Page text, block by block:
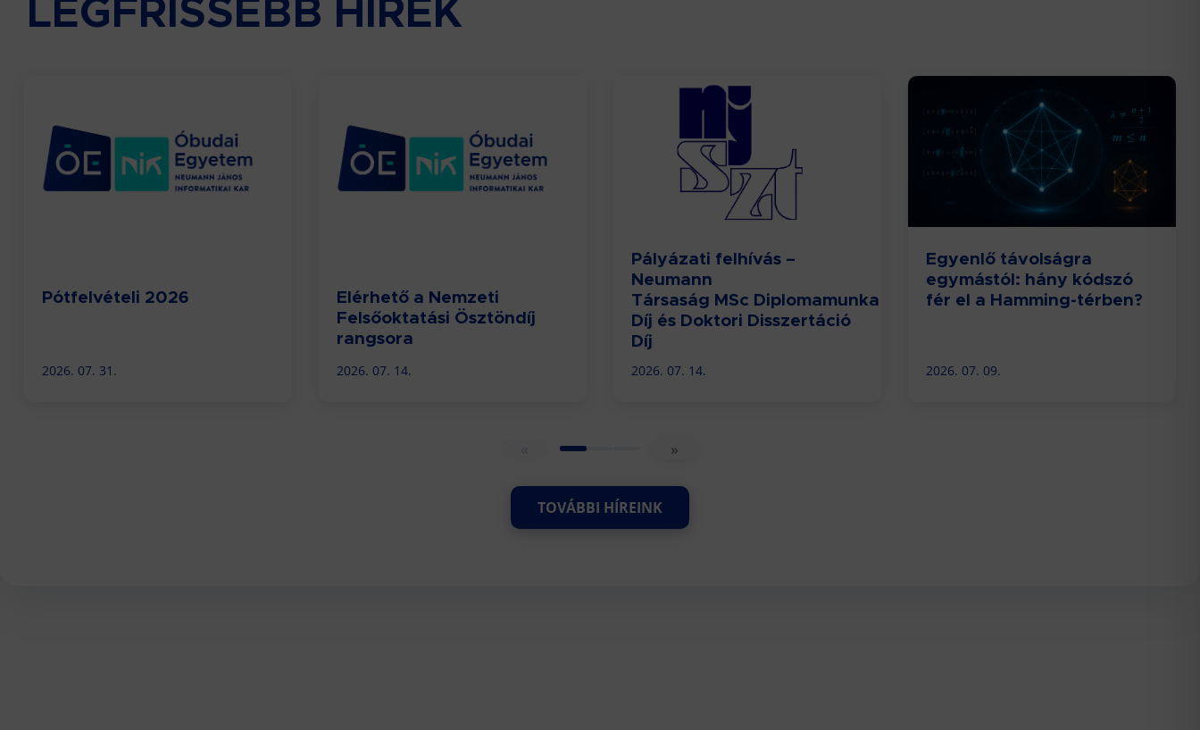
LEGFRISSEBB HÍREK
Pótfelvételi 2026
2026. 07. 31.
Elérhető a Nemzeti
Felsőoktatási Ösztöndíj
rangsora
2026. 07. 14.
Pályázati felhívás –
Neumann
Társaság MSc Diplomamunka
Díj és Doktori Disszertáció
Díj
2026. 07. 14.
Egyenlő távolságra
egymástól: hány kódszó
fér el a Hamming-térben?
2026. 07. 09.
»
TOVÁBBI HÍREINK